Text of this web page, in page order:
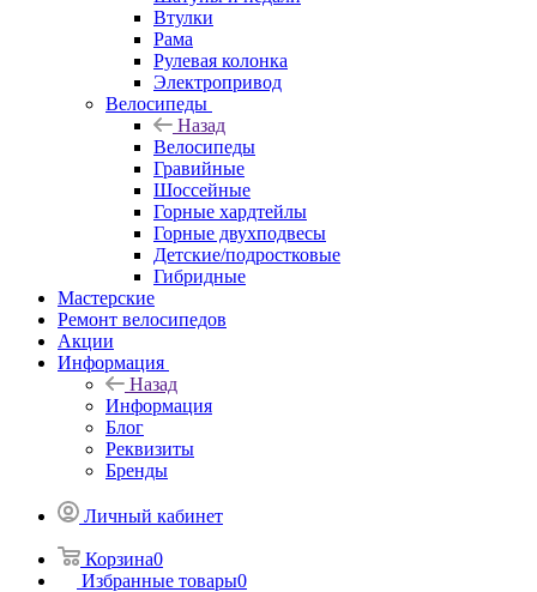
Втулки
Рама
Рулевая колонка
Электропривод
Велосипеды
Назад
Велосипеды
Гравийные
Шоссейные
Горные хардтейлы
Горные двухподвесы
Детские/подростковые
Гибридные
Мастерские
Ремонт велосипедов
Акции
Информация
Назад
Информация
Блог
Реквизиты
Бренды
Личный кабинет
Корзина0
Избранные товары0